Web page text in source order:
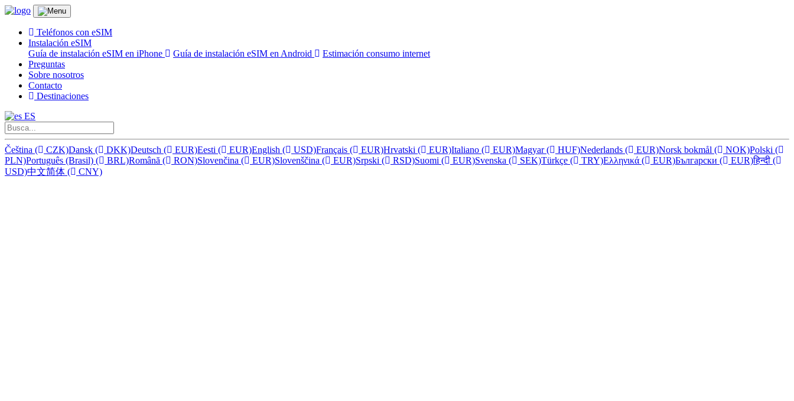
Teléfonos con eSIM
Instalación eSIM
Guía de instalación eSIM en iPhone
Guía de instalación eSIM en Android
Estimación consumo internet
Preguntas
Sobre nosotros
Contacto
Destinaciones
ES
Čeština ( CZK)Dansk ( DKK)Deutsch ( EUR)Eesti ( EUR)English ( USD)Français ( EUR)Hrvatski ( EUR)Italiano ( EUR)Magyar( HUF)Nederlands ( EUR)Norsk bokmål ( NOK)Polski (
PLN)Português (Brasil) ( BRL)Română ( RON)Slovenčina ( EUR)Slovenščina ( EUR)Srpski ( RSD)Suomi ( EUR)Svenska ( SEK)Türkçe ( TRY)Ελληνικά ( EUR)Български ( EUR)हिन्दी (
USD)中文简体 ( CNY)